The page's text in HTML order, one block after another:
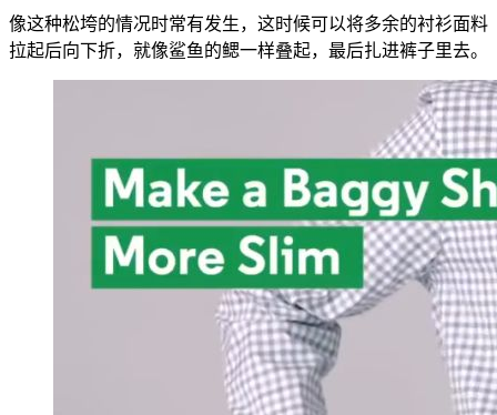
像这种松垮的情况时常有发生，这时候可以将多余的衬衫面料
拉起后向下折，就像鲨鱼的鳃一样叠起，最后扎进裤子里去。